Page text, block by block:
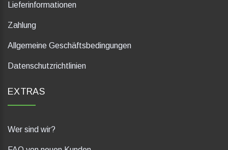
Lieferinformationen
Zahlung
Allgemeine Geschäftsbedingungen
Datenschutzrichtlinien
EXTRAS
Wer sind wir?